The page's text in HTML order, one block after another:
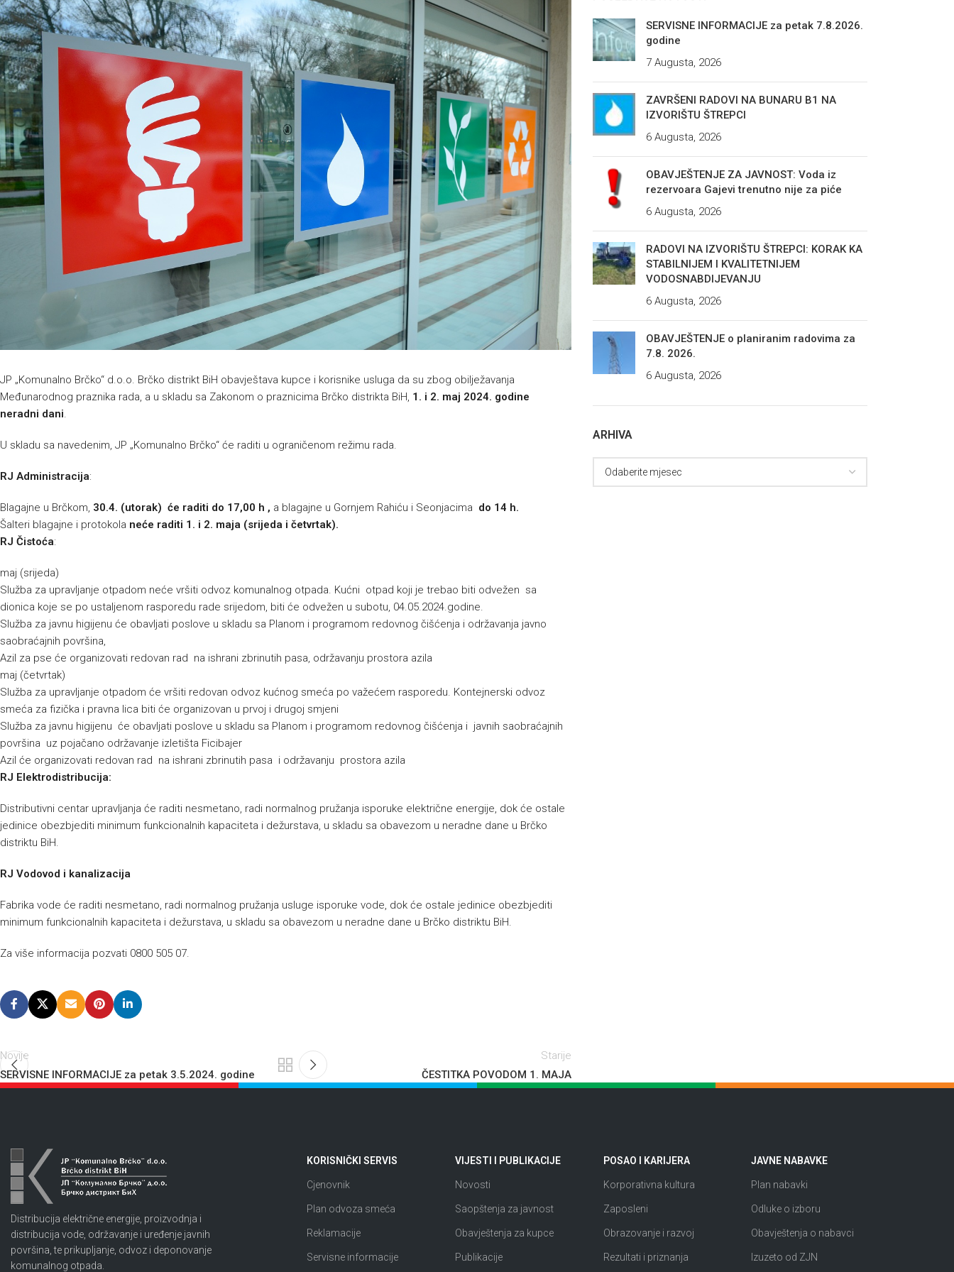
JP „Komunalno Brčko“ d.o.o. Brčko distrikt BiH obavještava kupce i korisnike usluga da su zbog obilježavanja
Međunarodnog praznika rada, a u skladu sa Zakonom o praznicima Brčko distrikta BiH, 1. i 2. maj 2024. godine
neradni dani.
U skladu sa navedenim, JP „Komunalno Brčko“ će raditi u ograničenom režimu rada.
RJ Administracija:
Blagajne u Brčkom, 30.4. (utorak) će raditi do 17,00 h , a blagajne u Gornjem Rahiću i Seonjacima do 14 h.
Šalteri blagajne i protokola neće raditi 1. i 2. maja (srijeda i četvrtak).
RJ Čistoća:
maj (srijeda)
Služba za upravljanje otpadom neće vršiti odvoz komunalnog otpada. Kućni otpad koji je trebao biti odvežen sa
dionica koje se po ustaljenom rasporedu rade srijedom, biti će odvežen u subotu, 04.05.2024.godine.
Služba za javnu higijenu će obavljati poslove u skladu sa Planom i programom redovnog čišćenja i održavanja javno
saobraćajnih površina,
Azil za pse će organizovati redovan rad na ishrani zbrinutih pasa, održavanju prostora azila
maj (četvrtak)
Služba za upravljanje otpadom će vršiti redovan odvoz kućnog smeća po važećem rasporedu. Kontejnerski odvoz
smeća za fizička i pravna lica biti će organizovan u prvoj i drugoj smjeni
Služba za javnu higijenu će obavljati poslove u skladu sa Planom i programom redovnog čišćenja i javnih saobraćajnih
površina uz pojačano održavanje izletišta Ficibajer
Azil će organizovati redovan rad na ishrani zbrinutih pasa i održavanju prostora azila
RJ Elektrodistribucija:
Distributivni centar upravljanja će raditi nesmetano, radi normalnog pružanja isporuke električne energije, dok će ostale
jedinice obezbjediti minimum funkcionalnih kapaciteta i dežurstava, u skladu sa obavezom u neradne dane u Brčko
distriktu BiH.
RJ Vodovod i kanalizacija
Fabrika vode će raditi nesmetano, radi normalnog pružanja usluge isporuke vode, dok će ostale jedinice obezbjediti
minimum funkcionalnih kapaciteta i dežurstava, u skladu sa obavezom u neradne dane u Brčko distriktu BiH.
Za više informacija pozvati 0800 505 07.
Novije
SERVISNE INFORMACIJE za petak 3.5.2024. godine
Starije
ČESTITKA POVODOM 1. MAJA
SERVISNE INFORMACIJE za petak 7.8.2026.
godine
7 Augusta, 2026
ZAVRŠENI RADOVI NA BUNARU B1 NA
IZVORIŠTU ŠTREPCI
6 Augusta, 2026
OBAVJEŠTENJE ZA JAVNOST: Voda iz
rezervoara Gajevi trenutno nije za piće
6 Augusta, 2026
RADOVI NA IZVORIŠTU ŠTREPCI: KORAK KA
STABILNIJEM I KVALITETNIJEM
VODOSNABDIJEVANJU
6 Augusta, 2026
OBAVJEŠTENJE o planiranim radovima za
7.8. 2026.
6 Augusta, 2026
ARHIVA
Distribucija električne energije, proizvodnja i
distribucija vode, održavanje i uređenje javnih
površina, te prikupljanje, odvoz i deponovanje
komunalnog otpada.
KORISNIČKI SERVIS
Cjenovnik
Plan odvoza smeća
Reklamacije
Servisne informacije
VIJESTI I PUBLIKACIJE
Novosti
Saopštenja za javnost
Obavještenja za kupce
Publikacije
POSAO I KARIJERA
Korporativna kultura
Zaposleni
Obrazovanje i razvoj
Rezultati i priznanja
JAVNE NABAVKE
Plan nabavki
Odluke o izboru
Obavještenja o nabavci
Izuzeto od ZJN